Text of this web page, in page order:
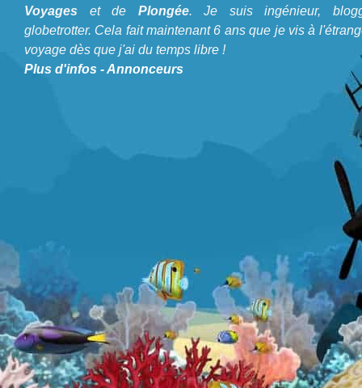
Je m'appelle Julien, je suis un grand passionné de
Voyageset de Plongée. Je suis ingénieur, bloggeur,
globetrotter. Cela fait maintenant 6 ans que je vis à
l'étranger et voyage dès que j'ai du temps libre !
A propos de Blog Plongée
Voyages et de Plongée. Je suis ingénieur,
globetrotter. Cela fait maintenant 6 ans que je vis à
voyage dès que j'ai du temps libre !
Plus d'infos -Annonceurs